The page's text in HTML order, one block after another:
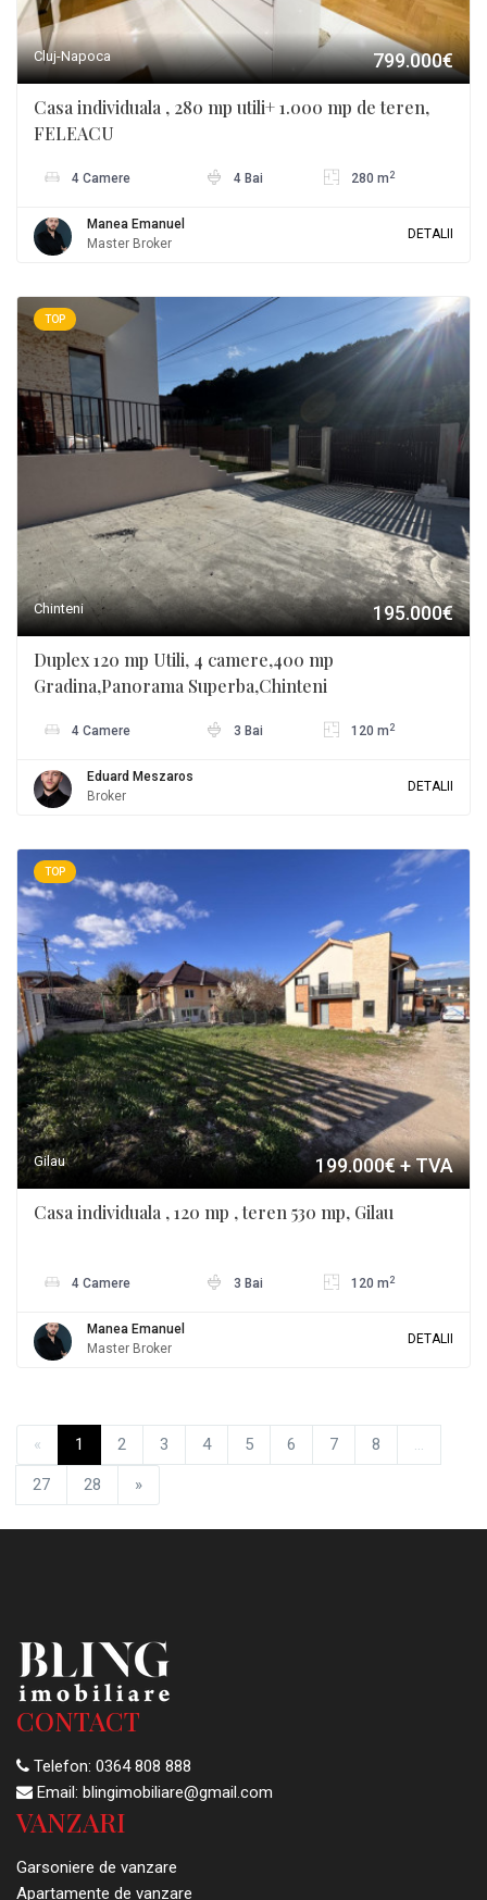
Cluj-Napoca 799.000€
Casa individuala , 280 mp utili+ 1.000 mp de teren,
FELEACU
4 Camere 4 Bai 280 m 2
Manea Emanuel
Master Broker
DETALII
TOP
Chinteni 195.000€
Duplex 120 mp Utili, 4 camere,400 mp
Gradina,Panorama Superba,Chinteni
4 Camere 3 Bai 120 m 2
Eduard Meszaros
Broker
DETALII
TOP
Gilau 199.000€+ TVA
Casa individuala , 120 mp , teren 530 mp, Gilau
4 Camere 3 Bai 120 m 2
Manea Emanuel
Master Broker
DETALII
« 1 2 3 4 5 6 7 8 ...
27 28 »
CONTACT
Telefon: 0364 808 888
Email: blingimobiliare@gmail.com
VANZARI
Garsoniere de vanzare
Apartamente de vanzare